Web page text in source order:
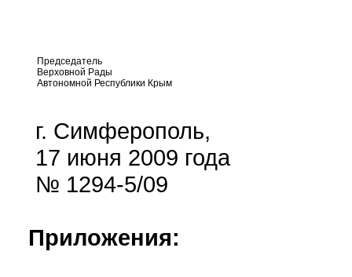
Председатель
Верховной Рады
Автономной Республики Крым
г. Симферополь,
17 июня 2009 года
№ 1294-5/09
Приложения: